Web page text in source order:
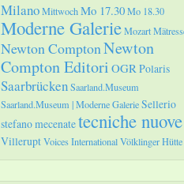
MilanoMittwochMo 17.30Mo 18.30
Moderne GalerieMozart
Newton ComptonNewton
Compton Editori OGRPolaris
SaarbrückenSaarland.Museum
Saarland.Museum | Moderne GalerieSellerio
stefano mecenatetecniche nuove
VilleruptVoices InternationalVölklinger Hütte